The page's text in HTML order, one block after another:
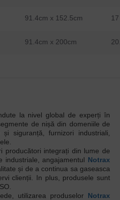
91.4cm x 152.5cm 17
91.4cm x 200cm
la nivel global de experți în
de nișă din domeniile de
siguranță, furnizori industriali,
producători integrați din lume de
industriale, angajamentul Notrax
și de a continua sa gaseasca
clienții. In plus, produsele sunt
utilizarea produselor Notrax